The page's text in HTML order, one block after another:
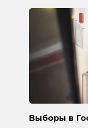
Выборы в